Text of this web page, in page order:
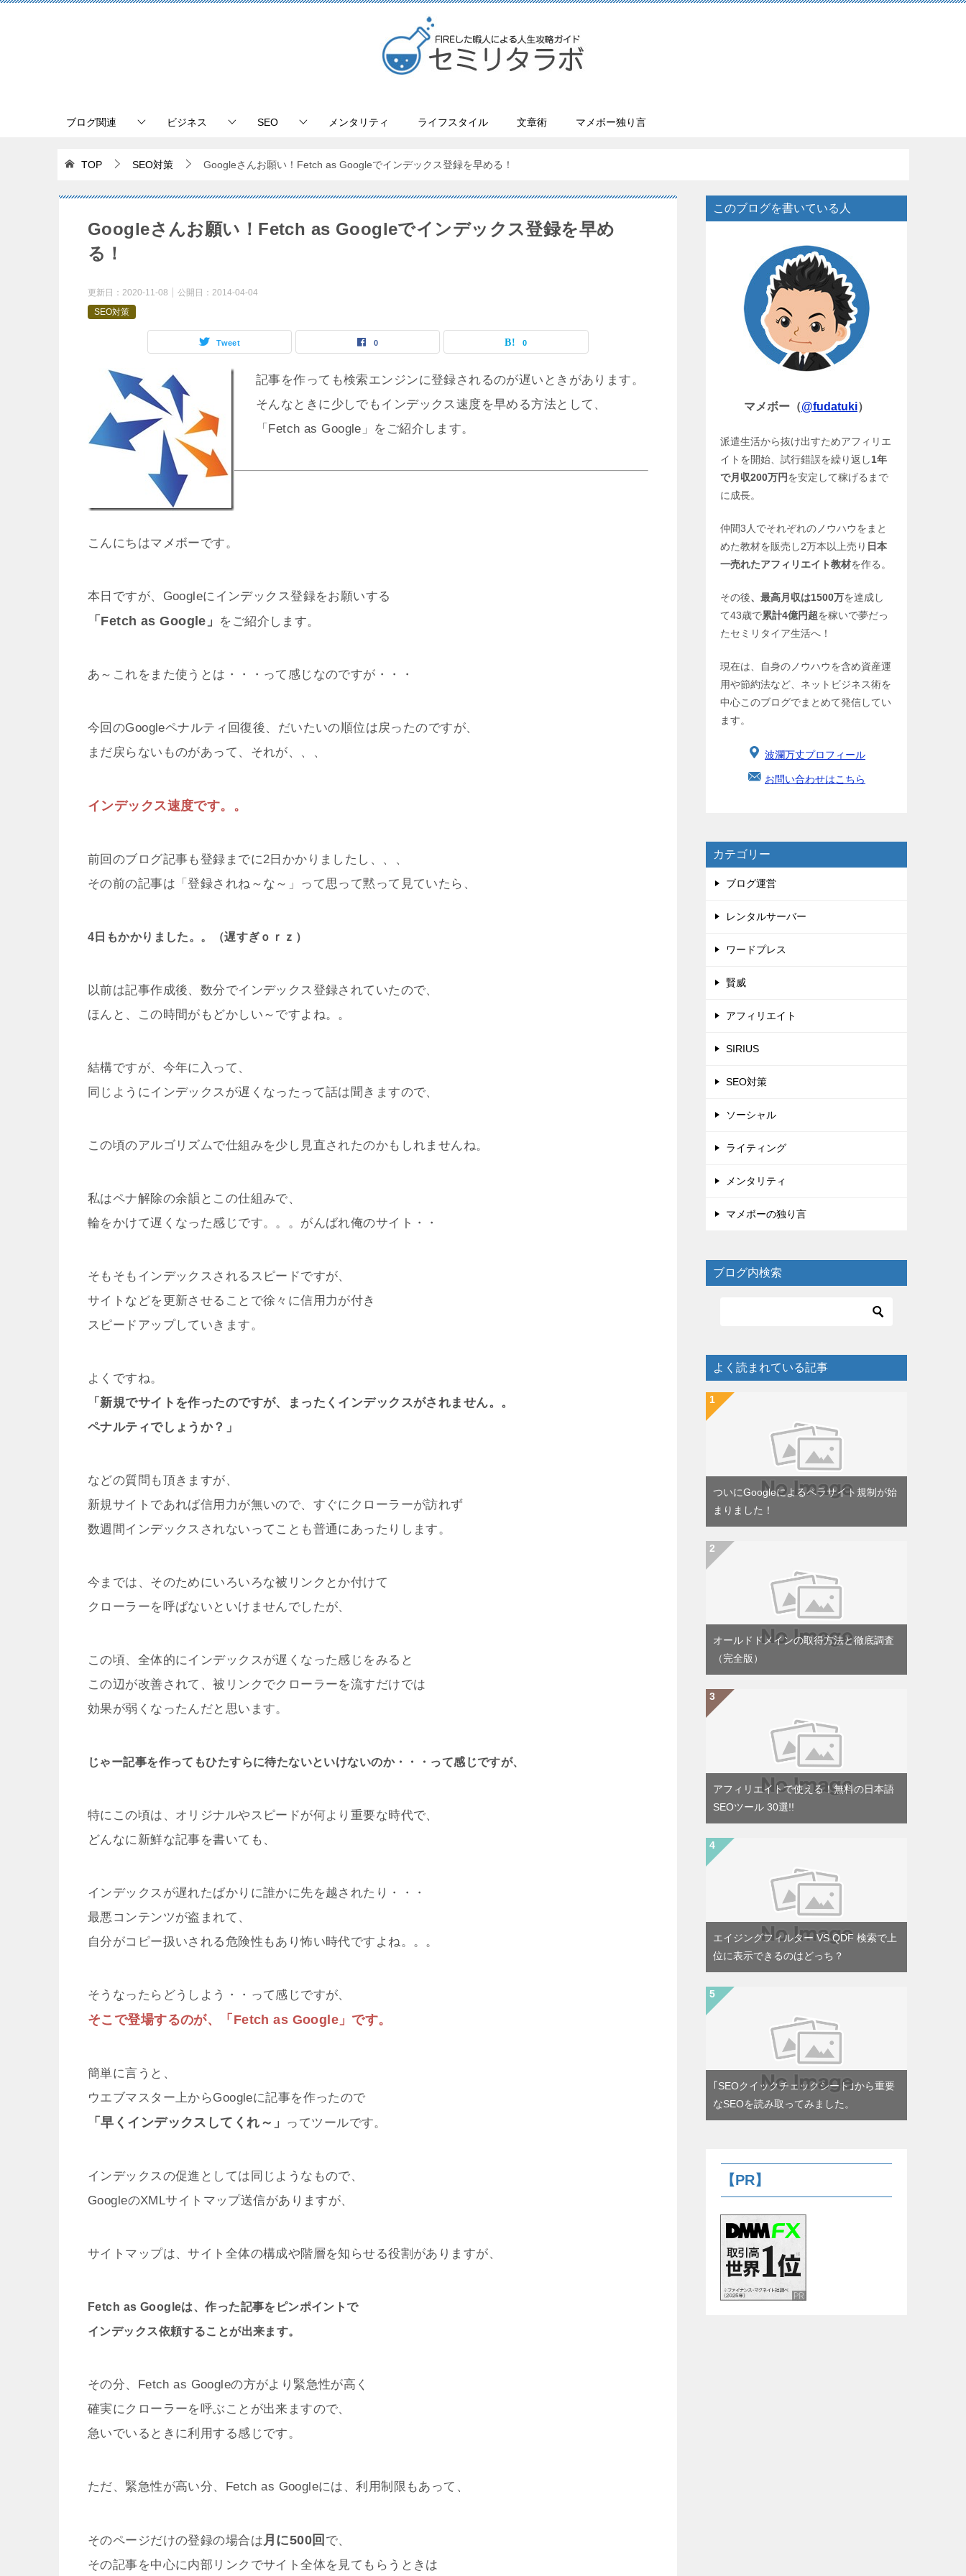
ブログ関連 ビジネス SEO メンタリティ ライフスタイル 文章術 マメボー独り言
TOP SEO対策 Googleさんお願い！Fetch as Googleでインデックス登録を早める！
Googleさんお願い！Fetch as Googleでインデックス登録を早め
る！
更新日： 2020-11-08 公開日： 2014-04-04
SEO対策
Tweet 0 0
記事を作っても検索エンジンに登録されるのが遅いときがあります。
そんなときに少しでもインデックス速度を早める方法として、
「Fetch as Google」をご紹介します。
こんにちはマメボーです。
本日ですが、Googleにインデックス登録をお願いする
「Fetch as Google」 をご紹介します。
あ～これをまた使うとは・・・って感じなのですが・・・
今回のGoogleペナルティ回復後、だいたいの順位は戻ったのですが、
まだ戻らないものがあって、それが、、、
インデックス速度です。。
前回のブログ記事も登録までに2日かかりましたし、、、
その前の記事は「登録されね～な～」って思って黙って見ていたら、
4日もかかりました。。（遅すぎｏｒｚ）
以前は記事作成後、数分でインデックス登録されていたので、
ほんと、この時間がもどかしい～ですよね。。
結構ですが、今年に入って、
同じようにインデックスが遅くなったって話は聞きますので、
この頃のアルゴリズムで仕組みを少し見直されたのかもしれませんね。
私はペナ解除の余韻とこの仕組みで、
輪をかけて遅くなった感じです。。。がんばれ俺のサイト・・
そもそもインデックスされるスピードですが、
サイトなどを更新させることで徐々に信用力が付き
スピードアップしていきます。
よくですね。
「新規でサイトを作ったのですが、まったくインデックスがされません。。
ペナルティでしょうか？」
などの質問も頂きますが、
新規サイトであれば信用力が無いので、すぐにクローラーが訪れず
数週間インデックスされないってことも普通にあったりします。
今までは、そのためにいろいろな被リンクとか付けて
クローラーを呼ばないといけませんでしたが、
この頃、全体的にインデックスが遅くなった感じをみると
この辺が改善されて、被リンクでクローラーを流すだけでは
効果が弱くなったんだと思います。
じゃー記事を作ってもひたすらに待たないといけないのか・・・って感じですが、
特にこの頃は、オリジナルやスピードが何より重要な時代で、
どんなに新鮮な記事を書いても、
インデックスが遅れたばかりに誰かに先を越されたり・・・
最悪コンテンツが盗まれて、
自分がコピー扱いされる危険性もあり怖い時代ですよね。。。
そうなったらどうしよう・・って感じですが、
そこで登場するのが、「Fetch as Google」です。
簡単に言うと、
ウエブマスター上からGoogleに記事を作ったので
「早くインデックスしてくれ～」 ってツールです。
インデックスの促進としては同じようなもので、
GoogleのXMLサイトマップ送信がありますが、
サイトマップは、サイト全体の構成や階層を知らせる役割がありますが、
Fetch as Googleは、作った記事をピンポイントで
インデックス依頼することが出来ます。
その分、Fetch as Googleの方がより緊急性が高く
確実にクローラーを呼ぶことが出来ますので、
急いでいるときに利用する感じです。
ただ、緊急性が高い分、Fetch as Googleには、利用制限もあって、
そのページだけの登録の場合は 月に500回 で、
その記事を中心に内部リンクでサイト全体を見てもらうときは
このブログを書いている人
マメボー（@fudatuki）
派遣生活から抜け出すためアフィリエ
イトを開始、試行錯誤を繰り返し1年
で月収200万円を安定して稼げるまで
に成長。
仲間3人でそれぞれのノウハウをまと
めた教材を販売し2万本以上売り 日本
一売れたアフィリエイト教材を作る。
その後、最高月収は1500万を達成し
て43歳で累計4億円超を稼いで夢だっ
たセミリタイア生活へ！
現在は、自身のノウハウを含め資産運
用や節約法など、ネットビジネス術を
中心このブログでまとめて発信してい
ます。
波瀾万丈プロフィール
お問い合わせはこちら
カテゴリー
ブログ運営
レンタルサーバー
ワードプレス
賢威
アフィリエイト
SIRIUS
SEO対策
ソーシャル
ライティング
メンタリティ
マメボーの独り言
ブログ内検索
よく読まれている記事
ついにGoogleによるペラサイト規制が始
まりました！
オールドドメインの取得方法と徹底調査
（完全版）
アフィリエイトで使える！無料の日本語
SEOツール 30選!!
エイジングフィルター VS QDF 検索で上
位に表示できるのはどっち？
｢SEOクイックチェックシート｣から重要
なSEOを読み取ってみました。
【PR】